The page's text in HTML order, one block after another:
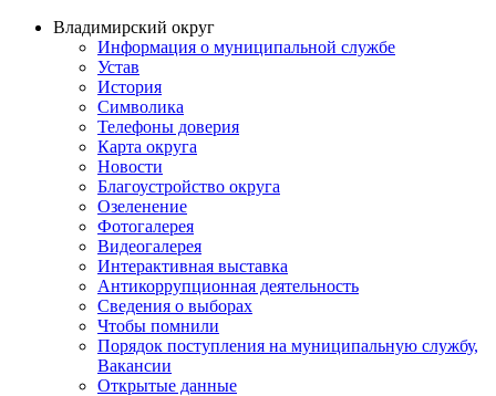
Владимирский округ
Информация о муниципальной службе
Устав
История
Символика
Телефоны доверия
Карта округа
Новости
Благоустройство округа
Озеленение
Фотогалерея
Видеогалерея
Интерактивная выставка
Антикоррупционная деятельность
Сведения о выборах
Чтобы помнили
Порядок поступления на муниципальную службу,
Вакансии
Открытые данные